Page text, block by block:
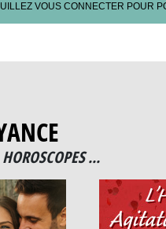
VOUS CONNECTER POUR
...